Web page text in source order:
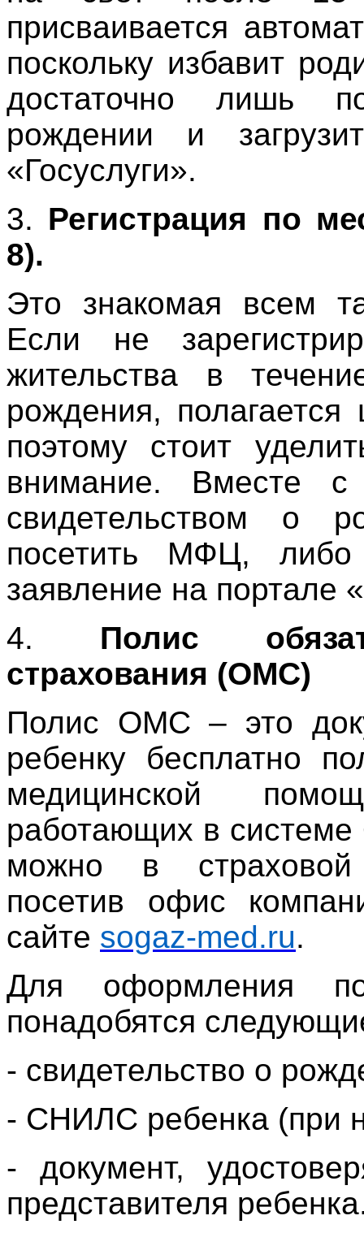
присваивается
поскольку избавит
достаточно лишь
рождении и
«Госуслуги».
3. Регистрация по
8).
Это знакомая всем
Если не
жительства в
рождения,
поэтому стоит
внимание. Вместе
свидетельством о
посетить МФЦ, либо
заявление на портале
4. Полис
страхования (ОМС)
Полис ОМС – это
ребенку бесплатно
медицинской
работающих в
можно в
посетив офис
сайте sogaz-med.ru.
Для оформления
понадобятся
- свидетельство о
- СНИЛС ребенка (при
- документ,
представителя